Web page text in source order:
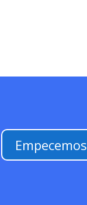
Empecemos